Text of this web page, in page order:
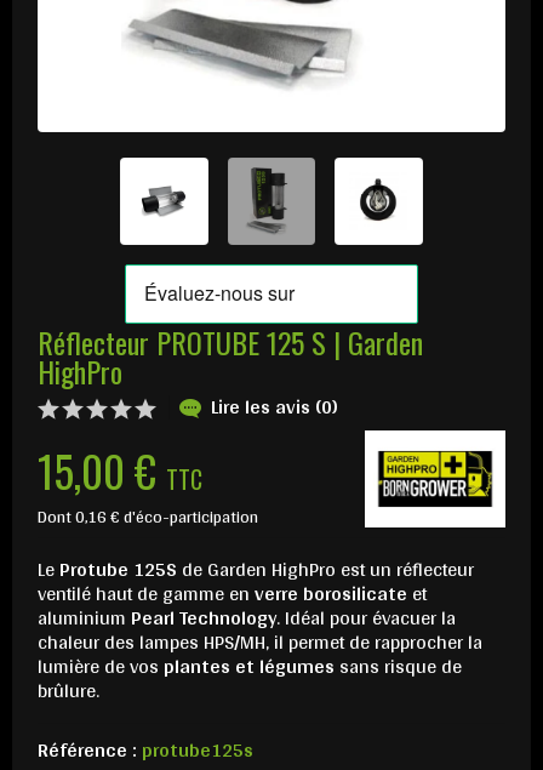
Réflecteur PROTUBE 125 S | Garden
HighPro
Lire les avis (0)
15,00 € TTC
Dont 0,16 € d'éco-participation
LeProtube 125S de Garden HighPro est un réflecteur
ventilé haut de gamme enverre borosilicate et
aluminium Pearl Technology. Idéal pour évacuer la
chaleur des lampes HPS/MH, il permet de rapprocher la
lumière de vos plantes et légumes sans risque de
brûlure.
Référence : protube125s